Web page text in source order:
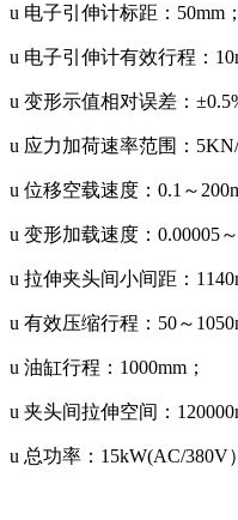
u 电子引伸计标距：50mm；
u 电子引伸计有效行程：
u 变形示值相对误差：
u 应力加荷速率范围：5KN/
u 位移空载速度：0.1～
u 变形加载速度：0.00005～
u 拉伸夹头间小间距：
u 有效压缩行程：50～
u 油缸行程：1000mm；
u 夹头间拉伸空间：
u 总功率：15kW(AC/380V